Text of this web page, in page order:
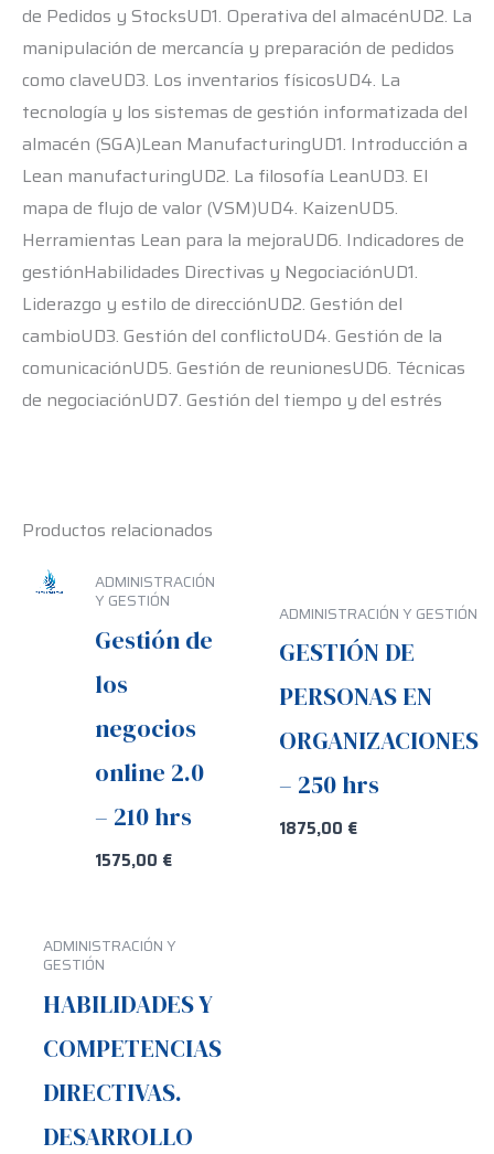
de Pedidos y StocksUD1. Operativa del almacénUD2. La
manipulación de mercancía y preparación de pedidos
como claveUD3. Los inventarios físicosUD4. La
tecnología y los sistemas de gestión informatizada del
almacén (SGA)Lean ManufacturingUD1. Introducción a
Lean manufacturingUD2. La filosofía LeanUD3. El
mapa de flujo de valor (VSM)UD4. KaizenUD5.
Herramientas Lean para la mejoraUD6. Indicadores de
gestiónHabilidades Directivas y NegociaciónUD1.
Liderazgo y estilo de direcciónUD2. Gestión del
cambioUD3. Gestión del conflictoUD4. Gestión de la
comunicaciónUD5. Gestión de reunionesUD6. Técnicas
de negociaciónUD7. Gestión del tiempo y del estrés
Productos relacionados
ADMINISTRACIÓN
Y GESTIÓN
Gestión de
los
negocios
online 2.0
– 210 hrs
1575,00 €
ADMINISTRACIÓN Y GESTIÓN
GESTIÓN DE
PERSONAS EN
ORGANIZACIONES
– 250 hrs
1875,00 €
ADMINISTRACIÓN Y
GESTIÓN
HABILIDADES Y
COMPETENCIAS
DIRECTIVAS.
DESARROLLO